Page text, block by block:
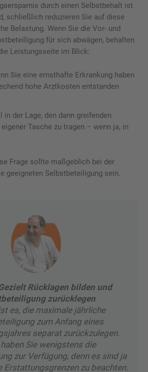
durch einen Selbstbehalt ist
schließlich reduzieren Sie auf diese
Belastung. Wenn Sie die Vor- und
für sich abwägen, behalten
Leistungsseite im Blick:
Sie eine ernsthafte Erkrankung haben
hohe Arztkosten entstanden
in der Lage, den dann greifenden
Tasche zu tragen – wenn ja, in
Frage sollte maßgeblich bei der
geeigneten Selbstbeteiligung sein.
Rücklagen bilden und
zurücklegen
es, die maximale jährliche
zum Anfang eines
separat zurückzulegen.
Sie wenigstens die
zur Verfügung, denn es sind ja
Erstattungsgrenzen zu beachten.